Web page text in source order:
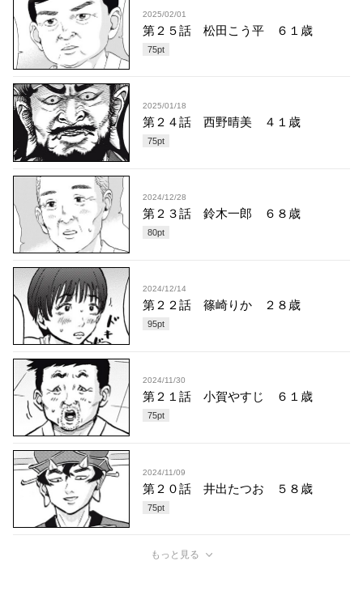
2025/02/01
第２５話 松田こう平 ６１歳
75pt
2025/01/18
第２４話 西野晴美 ４１歳
75pt
2024/12/28
第２３話 鈴木一郎 ６８歳
80pt
2024/12/14
第２２話 篠崎りか ２８歳
95pt
2024/11/30
第２１話 小賀やすじ ６１歳
75pt
2024/11/09
第２０話 井出たつお ５８歳
75pt
もっと見る